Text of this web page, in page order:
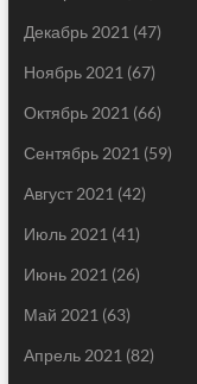
Декабрь 2021 (47)
Ноябрь 2021 (67)
Октябрь 2021 (66)
Сентябрь 2021 (59)
Август 2021 (42)
Июль 2021 (41)
Июнь 2021 (26)
Май 2021 (63)
Апрель 2021 (82)